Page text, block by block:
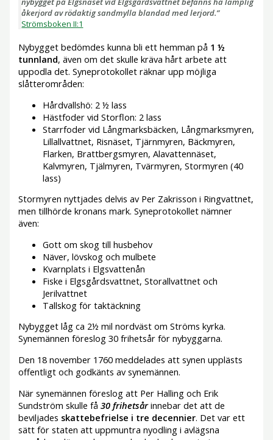
åkerjord av rödaktig sandmylla blandad med lerjord.”
Strömsboken II:1
Nybygget bedömdes kunna bli ett hemman på 1 ½
tunnland, även om det skulle kräva hårt arbete att
uppodla det. Syneprotokollet räknar upp möjliga
slåtterområden:
Hårdvallshö: 2 ½ lass
Hästfoder vid Storflon: 2 lass
Starrfoder vid Långmarksbäcken, Långmarksmyren,
Lillallvattnet, Risnäset, Tjärnmyren, Bäckmyren,
Flarken, Brattbergsmyren, Alavattennäset,
Kalvmyren, Tjälmyren, Tvärmyren, Stormyren (40
lass)
Stormyren nyttjades delvis av Per Zakrisson i Ringvattnet,
men tillhörde kronans mark. Syneprotokollet nämner
även:
Gott om skog till husbehov
Näver, lövskog och mulbete
Kvarnplats i Elgsvattenån
Fiske i Elgsgårdsvattnet, Storallvattnet och
Jerilvattnet
Tallskog för taktäckning
Nybygget låg ca 2½ mil nordväst om Ströms kyrka.
Synemännen föreslog 30 frihetsår för nybyggarna.
Den 18 november 1760 meddelades att synen upplästs
offentligt och godkänts av synemännen.
När synemännen föreslog att Per Halling och Erik
Sundström skulle få30 frihetsårinnebar det att de
beviljades skattebefrielse i tre decennier. Det var ett
sätt för staten att uppmuntra nyodling i avlägsna